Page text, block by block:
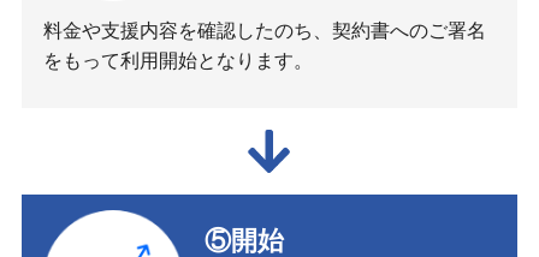
料金や支援内容を確認したのち、契約書へのご署名
をもって利用開始となります。
⑤開始